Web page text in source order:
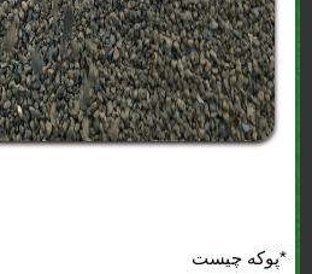
*پوکه چیست